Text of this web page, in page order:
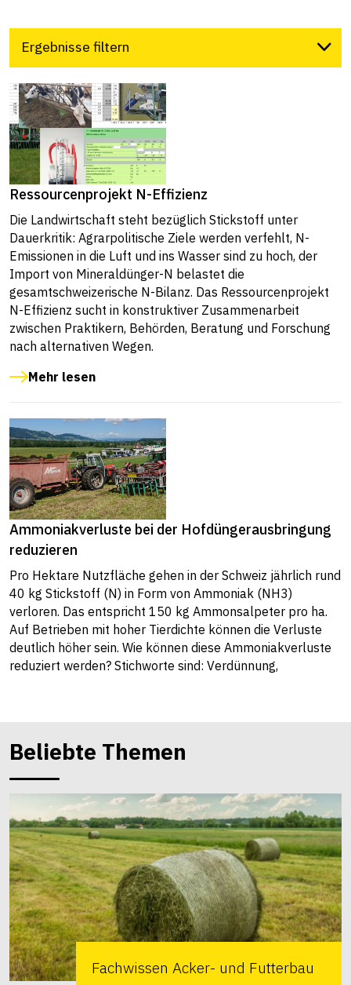
Ergebnisse filtern
Ressourcenprojekt N-Effizienz
Die Landwirtschaft steht bezüglich Stickstoff unter
Dauerkritik: Agrarpolitische Ziele werden verfehlt, N-
Emissionen in die Luft und ins Wasser sind zu hoch, der
Import von Mineraldünger-N belastet die
gesamtschweizerische N-Bilanz. Das Ressourcenprojekt
N-Effizienz sucht in konstruktiver Zusammenarbeit
zwischen Praktikern, Behörden, Beratung und Forschung
nach alternativen Wegen.
Mehr lesen
Ammoniakverluste bei der Hofdüngerausbringung
reduzieren
Pro Hektare Nutzfläche gehen in der Schweiz jährlich rund
40 kg Stickstoff (N) in Form von Ammoniak (NH3)
verloren. Das entspricht 150 kg Ammonsalpeter pro ha.
Auf Betrieben mit hoher Tierdichte können die Verluste
deutlich höher sein. Wie können diese Ammoniakverluste
reduziert werden? Stichworte sind: Verdünnung,
Beliebte Themen
Fachwissen Acker- und Futterbau